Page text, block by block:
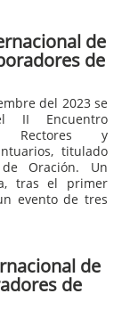
de
de
del 2023 se
II Encuentro
Rectores y
titulado
Oración. Un
tras el primer
evento de tres
de
de